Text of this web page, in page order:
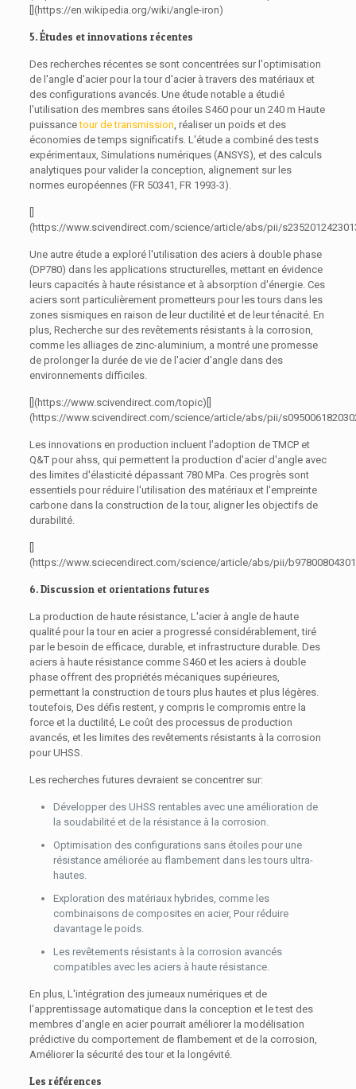
[](https://en.wikipedia.org/wiki/angle-iron)
5. Études et innovations récentes
Des recherches récentes se sont concentrées sur l'optimisation
de l'angle d'acier pour la tour d'acier à travers des matériaux et
des configurations avancés. Une étude notable a étudié
l'utilisation des membres sans étoiles S460 pour un 240 m Haute
puissancetour de transmission , réaliser un poids et des
économies de temps significatifs. L'étude a combiné des tests
expérimentaux, Simulations numériques (ANSYS), et des calculs
analytiques pour valider la conception, alignement sur les
normes européennes (FR 50341, FR 1993-3).
(https://www.scivendirect.com/science/article/abs/pii/
Une autre étude a exploré l'utilisation des aciers à double phase
(DP780) dans les applications structurelles, mettant en évidence
leurs capacités à haute résistance et à absorption d'énergie. Ces
aciers sont particulièrement prometteurs pour les tours dans les
zones sismiques en raison de leur ductilité et de leur ténacité. En
plus, Recherche sur des revêtements résistants à la corrosion,
comme les alliages de zinc-aluminium, a montré une promesse
de prolonger la durée de vie de l'acier d'angle dans des
environnements difficiles.
[](https://www.scivendirect.com/topic)[]
(https://www.scivendirect.com/science/article/abs/pii/
Les innovations en production incluent l'adoption de TMCP et
Q&T pour ahss, qui permettent la production d'acier d'angle avec
des limites d'élasticité dépassant 780 MPa. Ces progrès sont
essentiels pour réduire l'utilisation des matériaux et l'empreinte
carbone dans la construction de la tour, aligner les objectifs de
durabilité.
(https://www.sciecendirect.com/science/article/abs/pii/
6. Discussion et orientations futures
La production de haute résistance, L'acier à angle de haute
qualité pour la tour en acier a progressé considérablement, tiré
par le besoin de efficace, durable, et infrastructure durable. Des
aciers à haute résistance comme S460 et les aciers à double
phase offrent des propriétés mécaniques supérieures,
permettant la construction de tours plus hautes et plus légères.
toutefois, Des défis restent, y compris le compromis entre la
force et la ductilité, Le coût des processus de production
avancés, et les limites des revêtements résistants à la corrosion
pour UHSS.
Les recherches futures devraient se concentrer sur:
Développer des UHSS rentables avec une amélioration de
la soudabilité et de la résistance à la corrosion.
Optimisation des configurations sans étoiles pour une
résistance améliorée au flambement dans les tours ultra-
hautes.
Exploration des matériaux hybrides, comme les
combinaisons de composites en acier, Pour réduire
davantage le poids.
Les revêtements résistants à la corrosion avancés
compatibles avec les aciers à haute résistance.
En plus, L'intégration des jumeaux numériques et de
l'apprentissage automatique dans la conception et le test des
membres d'angle en acier pourrait améliorer la modélisation
prédictive du comportement de flambement et de la corrosion,
Améliorer la sécurité des tour et la longévité.
Les références